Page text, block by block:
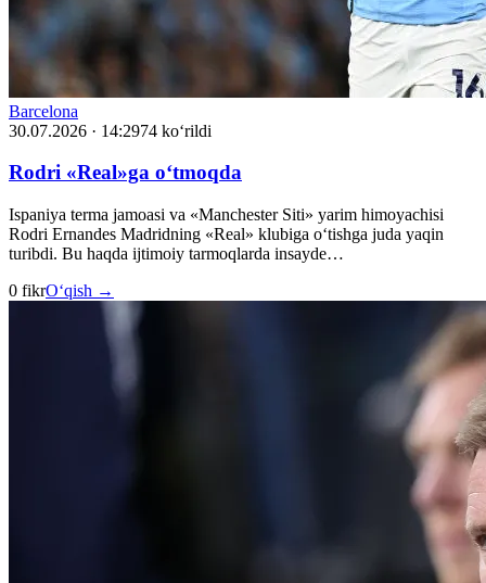
Barcelona
30.07.2026 · 14:2974 ko‘rildi
Rodri «Real»ga o‘tmoqda
Ispaniya terma jamoasi va «Manchester Siti» yarim himoyachisi
Rodri Ernandes Madridning «Real» klubiga o‘tishga juda yaqin
turibdi. Bu haqda ijtimoiy tarmoqlarda insayde…
0 fikrO‘qish →